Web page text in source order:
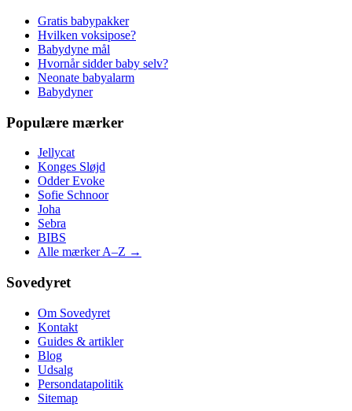
Gratis babypakker
Hvilken voksipose?
Babydyne mål
Hvornår sidder baby selv?
Neonate babyalarm
Babydyner
Populære mærker
Jellycat
Konges Sløjd
Odder Evoke
Sofie Schnoor
Joha
Sebra
BIBS
Alle mærker A–Z →
Sovedyret
Om Sovedyret
Kontakt
Guides & artikler
Blog
Udsalg
Persondatapolitik
Sitemap